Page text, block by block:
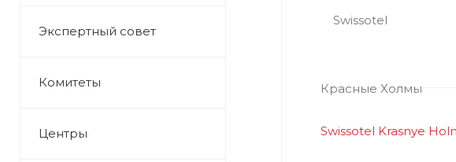
Экспертный совет
Комитеты
Центры Swissotel Krasnye